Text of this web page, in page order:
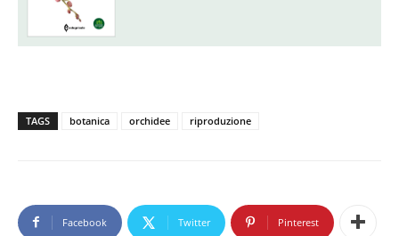
TAGS botanica orchidee riproduzione
Facebook Twitter Pinterest